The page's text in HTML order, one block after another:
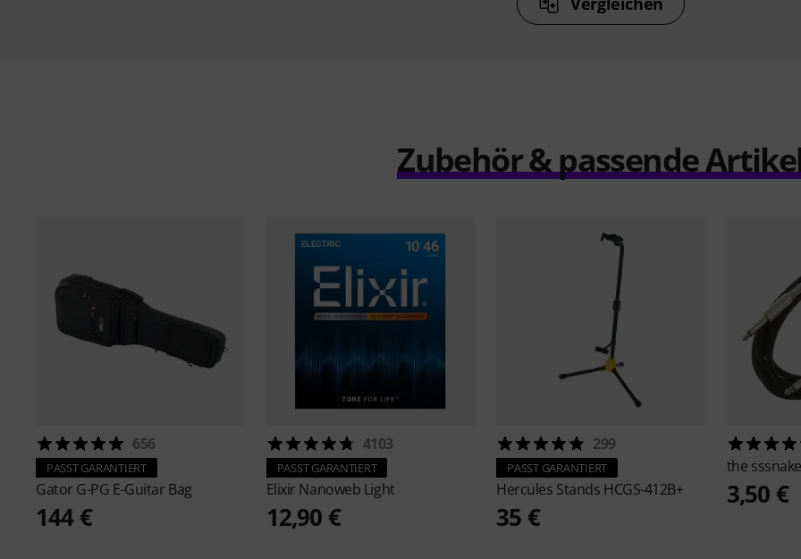
Zubehör & passende
656
PASST GARANTIERT
Gator G-PG E-Guitar Bag
144 €
4103
PASST GARANTIERT
Elixir Nanoweb Light
12,90 €
299
PASST GARANTIERT
Hercules Stands HCGS-412B+
35 €
the
3,50 €